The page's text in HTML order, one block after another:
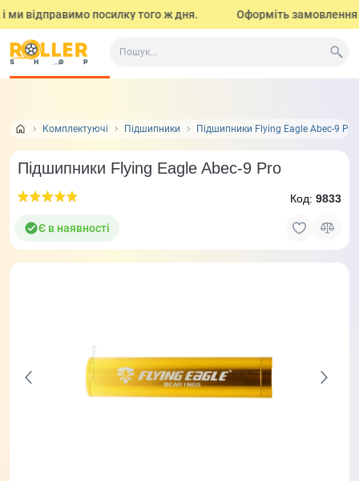
відправимо посилку того ж дня. Оформіть замовлення
Комплектуючі Підшипники Підшипники Flying Eagle Abec-9 Pro
Все про товар Характеристики
Підшипники Flying Eagle Abec-9 Pro
Є в наявності
Код: 9833